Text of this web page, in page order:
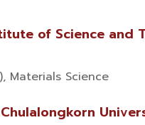
of Science and
Materials Science